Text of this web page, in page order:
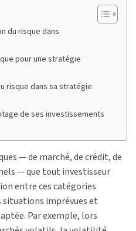
du risque dans
pour une stratégie
risque dans sa stratégie
de ses investissements
— de marché, de crédit, de
— que tout investisseur
entre ces catégories
imprévues et
Par exemple, lors